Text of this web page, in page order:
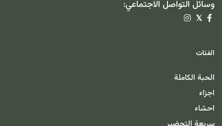
وسائل التواصل الاجتماعي:
𝕏
الفئات
الحبة الكاملة
اجزاء
احشاء